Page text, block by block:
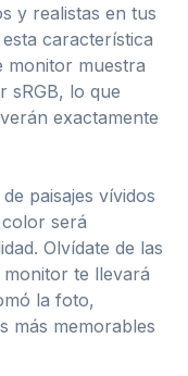
y realistas en tus
característica
monitor muestra
sRGB, lo que
exactamente
paisajes vívidos
será
Olvídate de las
monitor te llevará
la foto,
más memorables